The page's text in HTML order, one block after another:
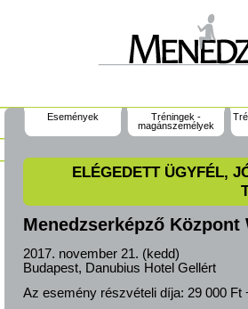
Események
Tréningek -
magánszemélyek
ELÉGEDETT ÜGYFÉL,
Menedzserképző Központ
2017. november 21. (kedd)
Budapest, Danubius Hotel Gellért
Az esemény részvételi díja: 29 000 Ft